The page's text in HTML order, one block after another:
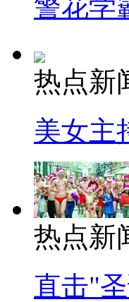
警花学
热点新
美女主
热点新
直击"